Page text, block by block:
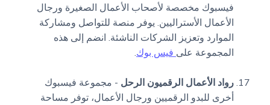
فيسبوك مخصصة لأصحاب الأعمال الصغيرة ورجال
الأعمال الأستراليين. يوفر منصة للتواصل ومشاركة
الموارد وتعزيز الشركات الناشئة. انضم إلى هذه
المجموعة على فيس بوك.
رواد الأعمال الرقميون الرحل - مجموعة فيسبوك
أخرى للبدو الرقميين ورجال الأعمال، توفر مساحة